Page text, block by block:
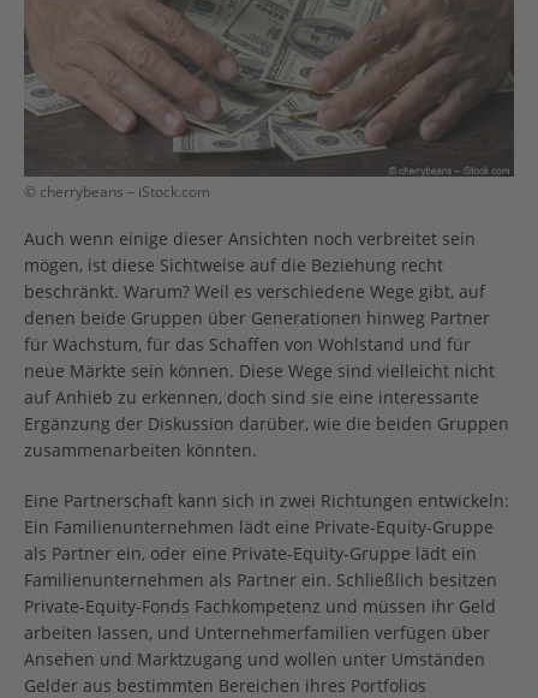
© cherrybeans – iStock.com
Auch wenn einige dieser Ansichten noch verbreitet sein
mögen, ist diese Sichtweise auf die Beziehung recht
beschränkt. Warum? Weil es verschiedene Wege gibt, auf
denen beide Gruppen über Generationen hinweg Partner
für Wachstum, für das Schaffen von Wohlstand und für
neue Märkte sein können. Diese Wege sind vielleicht nicht
auf Anhieb zu erkennen, doch sind sie eine interessante
Ergänzung der Diskussion darüber, wie die beiden Gruppen
zusammenarbeiten könnten.
Eine Partnerschaft kann sich in zwei Richtungen entwickeln:
Ein Familienunternehmen lädt eine Private-Equity-Gruppe
als Partner ein, oder eine Private-Equity-Gruppe lädt ein
Familienunternehmen als Partner ein. Schließlich besitzen
Private-Equity-Fonds Fachkompetenz und müssen ihr Geld
arbeiten lassen, und Unternehmerfamilien verfügen über
Ansehen und Marktzugang und wollen unter Umständen
Gelder aus bestimmten Bereichen ihres Portfolios